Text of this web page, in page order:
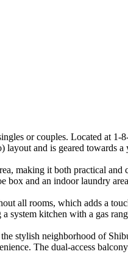
or couples. Located at
and is geared towards
making it both practical and
box and an indoor laundry
all rooms, which adds a
system kitchen with a gas
stylish neighborhood of
The dual-access